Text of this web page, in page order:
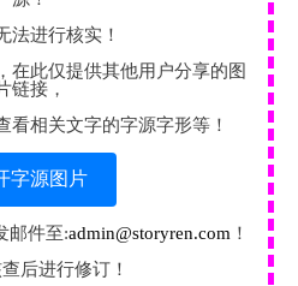
法进行核实！
在此仅提供其他用户分享的图
链接，
看相关文字的字源字形等！
字源图片
邮件至:admin@storyren.com ！
后进行修订！